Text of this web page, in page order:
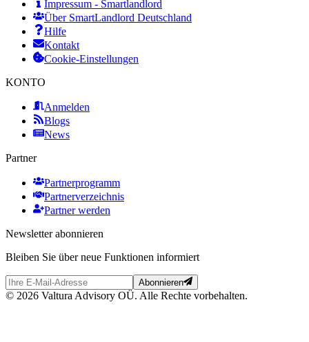
Impressum - Smartlandlord
Über SmartLandlord Deutschland
Hilfe
Kontakt
Cookie-Einstellungen
KONTO
Anmelden
Blogs
News
Partner
Partnerprogramm
Partnerverzeichnis
Partner werden
Newsletter abonnieren
Bleiben Sie über neue Funktionen informiert
Abonnieren
© 2026 Valtura Advisory OÜ. Alle Rechte vorbehalten.